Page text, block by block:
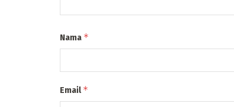
Nama *
Email*